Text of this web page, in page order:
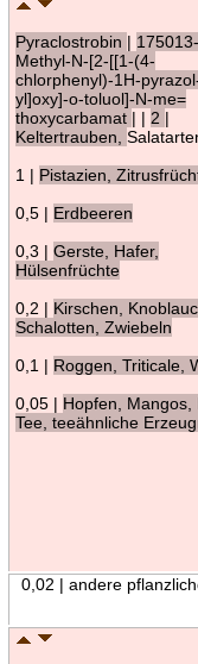
Pyraclostrobin |
Methyl-N-[2-[[1-(4-
chlorphenyl)-1H-
yl]oxy]-o-toluol]-N-me=
thoxycarbamat | | 2 |
Keltertrauben,
1 | Pistazien,
0,5 | Erdbeeren
0,3 | Gerste, Hafer,
Hülsenfrüchte
0,2 | Kirschen,
Schalotten, Zwiebeln
0,1 | Roggen, Triticale,
0,05 | Hopfen, Mangos,
Tee, teeähnliche
0,02 | andere